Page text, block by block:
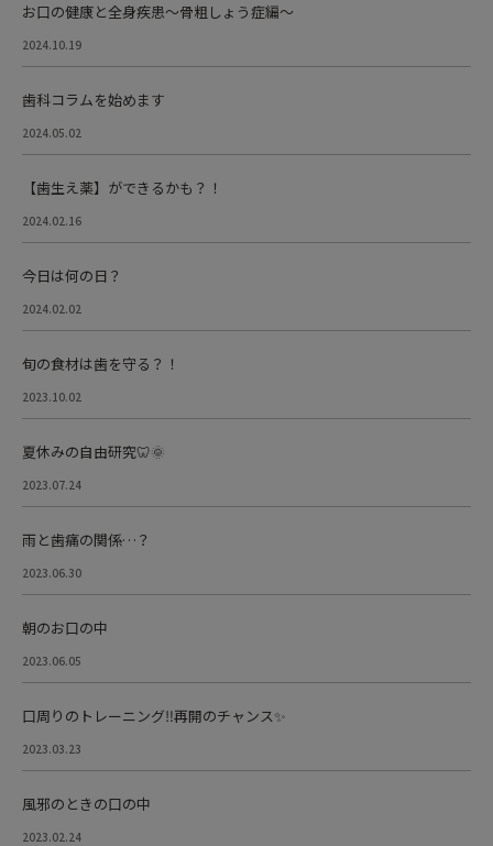
お口の健康と全身疾患～骨粗しょう症編～
2024.10.19
歯科コラムを始めます
2024.05.02
【歯生え薬】ができるかも？！
2024.02.16
今日は何の日？
2024.02.02
旬の食材は歯を守る？！
2023.10.02
夏休みの自由研究🦷🌞
2023.07.24
雨と歯痛の関係…？
2023.06.30
朝のお口の中
2023.06.05
口周りのトレーニング‼︎再開のチャンス✨
2023.03.23
風邪のときの口の中
2023.02.24